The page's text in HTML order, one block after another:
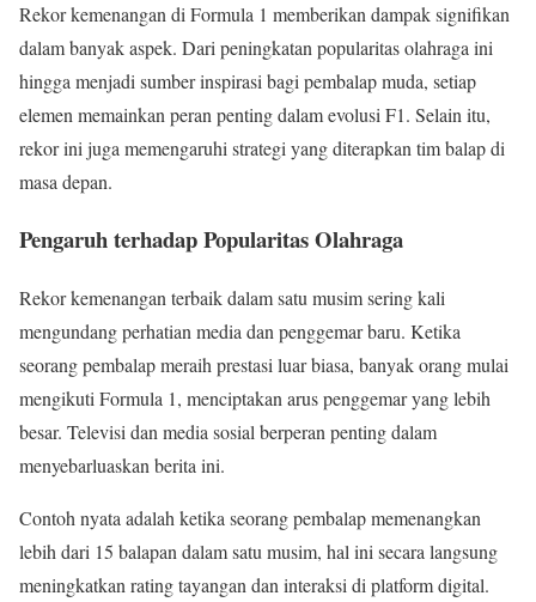
Rekor kemenangan di Formula 1 memberikan dampak signifikan
dalam banyak aspek. Dari peningkatan popularitas olahraga ini
hingga menjadi sumber inspirasi bagi pembalap muda, setiap
elemen memainkan peran penting dalam evolusi F1. Selain itu,
rekor ini juga memengaruhi strategi yang diterapkan tim balap di
masa depan.
Pengaruh terhadap Popularitas Olahraga
Rekor kemenangan terbaik dalam satu musim sering kali
mengundang perhatian media dan penggemar baru. Ketika
seorang pembalap meraih prestasi luar biasa, banyak orang mulai
mengikuti Formula 1, menciptakan arus penggemar yang lebih
besar. Televisi dan media sosial berperan penting dalam
menyebarluaskan berita ini.
Contoh nyata adalah ketika seorang pembalap memenangkan
lebih dari 15 balapan dalam satu musim, hal ini secara langsung
meningkatkan rating tayangan dan interaksi di platform digital.